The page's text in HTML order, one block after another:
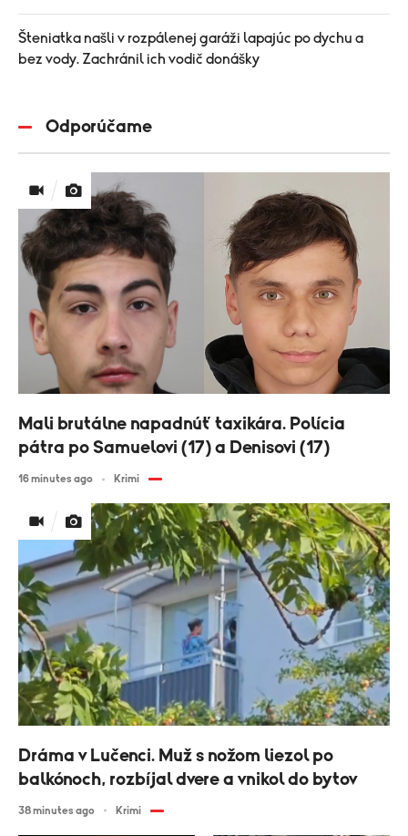
Šteniatka našli v rozpálenej garáži lapajúc po dychu a
bez vody. Zachránil ich vodič donášky
Odporúčame
Mali brutálne napadnúť taxikára. Polícia
pátra po Samuelovi (17) a Denisovi (17)
16 minutes ago Krimi
Dráma v Lučenci. Muž s nožom liezol po
balkónoch, rozbíjal dvere a vnikol do bytov
38 minutes ago Krimi